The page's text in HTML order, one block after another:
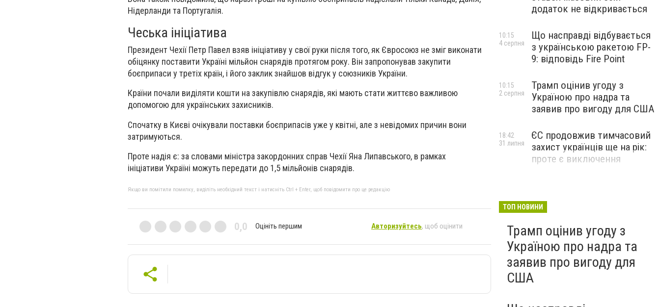
Нідерланди та Португалія.
Чеська ініціатива
Президент Чехії Петр Павел взяв ініціативу у свої руки після того, як Євросоюз не зміг виконати
обіцянку поставити Україні мільйон снарядів протягом року. Він запропонував закупити
боєприпаси у третіх країн, і його заклик знайшов відгук у союзників України.
Країни почали виділяти кошти на закупівлю снарядів, які мають стати життєво важливою
допомогою для українських захисників.
Спочатку в Києві очікували поставки боєприпасів уже у квітні, але з невідомих причин вони
затримуються.
Проте надія є: за словами міністра закордонних справ Чехії Яна Липавського, в рамках
ініціативи Україні можуть передати до 1,5 мільйонів снарядів.
Якщо ви помітили помилку, виділіть необхідний текст і натисніть Ctrl + Enter, щоб повідомити про це редакцію
0,0 Оцініть першим Авторизуйтесь, щоб оцінити
додаток не відкривається
Що насправді відбувається
з українською ракетою FP-
9: відповідь Fire Point
10:15
4 серпня
Трамп оцінив угоду з
Україною про надра та
заявив про вигоду для США
10:15
2 серпня
ЄС продовжив тимчасовий
захист українців ще на рік:
проте є виключення
18:42
31 липня
ТОП НОВИНИ
Трамп оцінив угоду з
Україною про надра та
заявив про вигоду для
США